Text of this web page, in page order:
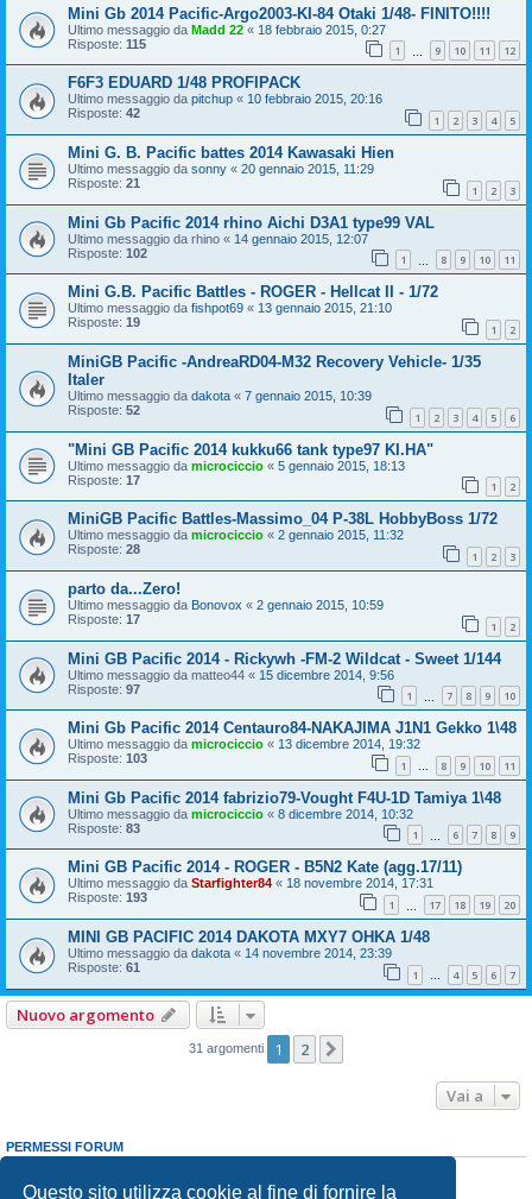
Questo sito utilizza cookie al fine di fornire la
Mini Gb 2014 Pacific-Argo2003-KI-84 Otaki 1/48- FINITO!!!!
Ultimo messaggio da Madd 22 « 18 febbraio 2015, 0:27
Risposte: 115 1 9 10 11 12
F6F3 EDUARD 1/48 PROFIPACK
Ultimo messaggio da pitchup « 10 febbraio 2015, 20:16
Risposte: 42 1 2 3 4 5
Mini G. B. Pacific battes 2014 Kawasaki Hien
Ultimo messaggio da sonny « 20 gennaio 2015, 11:29
Risposte: 21 1 2 3
Mini Gb Pacific 2014 rhino Aichi D3A1 type99 VAL
Ultimo messaggio da rhino « 14 gennaio 2015, 12:07
Risposte: 102 1 8 9 10 11
Mini G.B. Pacific Battles - ROGER - Hellcat II - 1/72
Ultimo messaggio da fishpot69 « 13 gennaio 2015, 21:10
Risposte: 19 1 2
MiniGB Pacific -AndreaRD04-M32 Recovery Vehicle- 1/35
Italer
Ultimo messaggio da dakota « 7 gennaio 2015, 10:39
Risposte: 52 1 2 3 4 5 6
"Mini GB Pacific 2014 kukku66 tank type97 KI.HA"
Ultimo messaggio da microciccio « 5 gennaio 2015, 18:13
Risposte: 17 1 2
MiniGB Pacific Battles-Massimo_04 P-38L HobbyBoss 1/72
Ultimo messaggio da microciccio « 2 gennaio 2015, 11:32
Risposte: 28 1 2 3
parto da...Zero!
Ultimo messaggio da Bonovox « 2 gennaio 2015, 10:59
Risposte: 17 1 2
Mini GB Pacific 2014 - Rickywh -FM-2 Wildcat - Sweet 1/144
Ultimo messaggio da matteo44 « 15 dicembre 2014, 9:56
Risposte: 97 1 7 8 9 10
Mini Gb Pacific 2014 Centauro84-NAKAJIMA J1N1 Gekko 1\48
Ultimo messaggio da microciccio « 13 dicembre 2014, 19:32
Risposte: 103 1 … 8 9 10 11
Mini Gb Pacific 2014 fabrizio79-Vought F4U-1D Tamiya 1\48
Ultimo messaggio da microciccio « 8 dicembre 2014, 10:32
Risposte: 83 1 6 7 8 9
Mini GB Pacific 2014 - ROGER - B5N2 Kate (agg.17/11)
Ultimo messaggio da Starfighter84 « 18 novembre 2014, 17:31
Risposte: 193 1 17 18 19 20
MINI GB PACIFIC 2014 DAKOTA MXY7 OHKA 1/48
Ultimo messaggio da dakota « 14 novembre 2014, 23:39
Risposte: 61 1 … 4 5 6 7
Nuovo argomento
31 argomenti 1 2
Vai a
PERMESSI FORUM
Non puoirispondere negli argomenti